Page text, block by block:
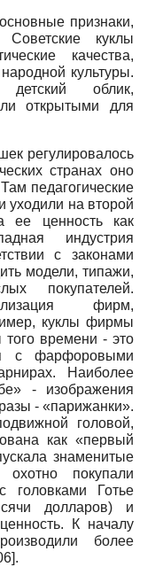
признаки,
куклы
качества,
культуры.
облик,
открытыми для
регулировалось
странах оно
педагогические
уходили на второй
ее ценность как
индустрия
с законами
модели, типажи,
покупателей.
фирм,
куклы фирмы
времени - это
с фарфоровыми
Наиболее
- изображения
- «парижанки».
головой,
как «первый
знаменитые
охотно покупали
головками Готье
долларов) и
К началу
более
].